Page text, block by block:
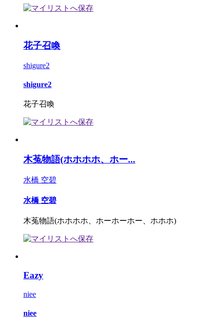
花子召喚
shigure2
shigure2
花子召喚
木菟物語(ホホホホ、ホー...
水橋 空碧
水橋 空碧
木菟物語(ホホホホ、ホーホーホー、ホホホ)
Eazy
niee
niee